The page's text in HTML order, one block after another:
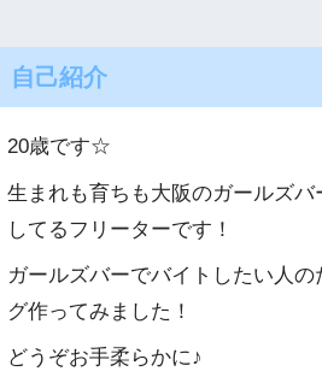
自己紹介
20歳です☆
生まれも育ちも大阪のガールズバ
してるフリーターです！
ガールズバーでバイトしたい人の
グ作ってみました！
どうぞお手柔らかに♪